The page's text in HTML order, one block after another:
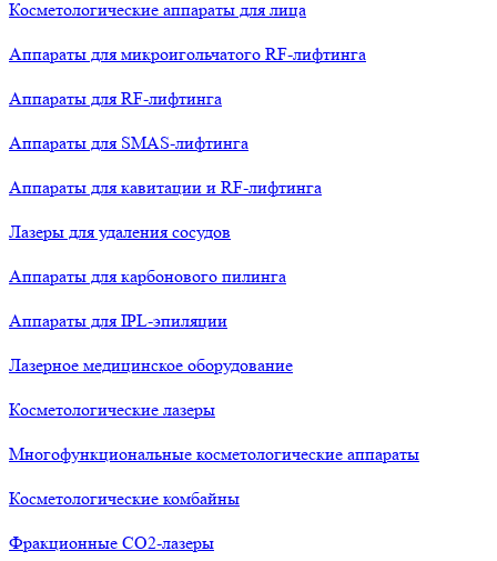
Косметологические аппараты для лица
Аппараты для микроигольчатого RF-лифтинга
Аппараты для RF-лифтинга
Аппараты для SMAS-лифтинга
Аппараты для кавитации и RF-лифтинга
Лазеры для удаления сосудов
Аппараты для карбонового пилинга
Аппараты для IPL-эпиляции
Лазерное медицинское оборудование
Косметологические лазеры
Многофункциональные косметологические аппараты
Косметологические комбайны
Фракционные СО2-лазеры